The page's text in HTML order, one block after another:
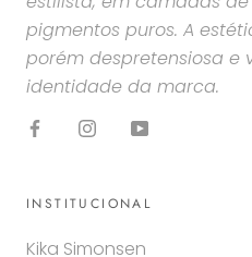
pigmentos puros. A
porém despretensiosa e
identidade da marca.
INSTITUCIONAL
Kika Simonsen